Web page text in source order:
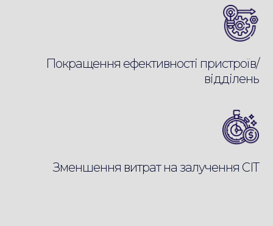
Покращення ефективності пристроїв/
відділень
Зменшення витрат на залучення СІТ